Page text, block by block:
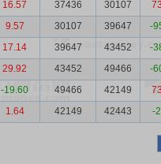
16.57 37436 30107
9.57 30107 39647
-
17.14 39647 43452
-
29.92 43452 49466
-
-19.60 49466 42149
1.64 42149 42443 -